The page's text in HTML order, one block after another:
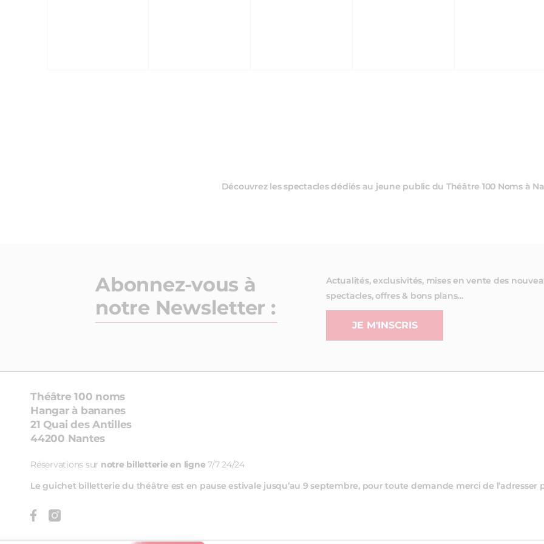
Découvrez les spectacles dédiés au jeune public du Théâtre 100 Noms à
Abonnez-vous à
notre Newsletter :
Actualités, exclusivités, mises en vente des
spectacles, offres & bons plans…
JE M'INSCRIS
Théâtre 100 noms
Hangar à bananes
21 Quai des Antilles
44200 Nantes
Réservations sur notre billetterie en ligne 7/7 24/24
Le guichet billetterie du théâtre est en pause estivale jusqu’au 9 septembre, pour toute demande merci de l’adresser